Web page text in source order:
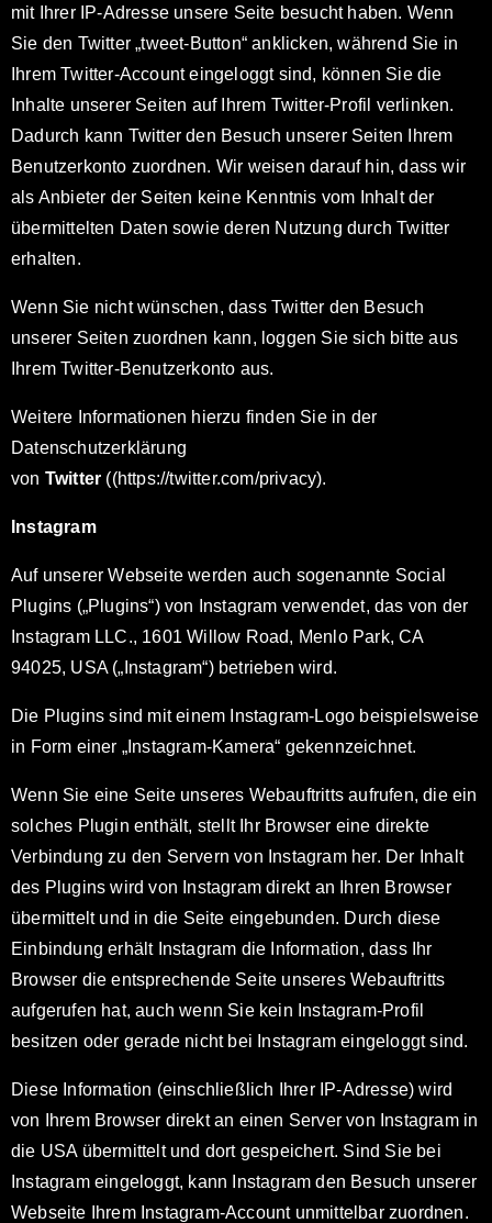
mit Ihrer IP-Adresse unsere Seite besucht haben. Wenn
Sie den Twitter „tweet-Button“ anklicken, während Sie in
Ihrem Twitter-Account eingeloggt sind, können Sie die
Inhalte unserer Seiten auf Ihrem Twitter-Profil verlinken.
Dadurch kann Twitter den Besuch unserer Seiten Ihrem
Benutzerkonto zuordnen. Wir weisen darauf hin, dass wir
als Anbieter der Seiten keine Kenntnis vom Inhalt der
übermittelten Daten sowie deren Nutzung durch Twitter
erhalten.
Wenn Sie nicht wünschen, dass Twitter den Besuch
unserer Seiten zuordnen kann, loggen Sie sich bitte aus
Ihrem Twitter-Benutzerkonto aus.
Weitere Informationen hierzu finden Sie in der
Datenschutzerklärung
von Twitter ((https://twitter.com/privacy).
Instagram
Auf unserer Webseite werden auch sogenannte Social
Plugins („Plugins“) von Instagram verwendet, das von der
Instagram LLC., 1601 Willow Road, Menlo Park, CA
94025, USA („Instagram“) betrieben wird.
Die Plugins sind mit einem Instagram-Logo beispielsweise
in Form einer „Instagram-Kamera“ gekennzeichnet.
Wenn Sie eine Seite unseres Webauftritts aufrufen, die ein
solches Plugin enthält, stellt Ihr Browser eine direkte
Verbindung zu den Servern von Instagram her. Der Inhalt
des Plugins wird von Instagram direkt an Ihren Browser
übermittelt und in die Seite eingebunden. Durch diese
Einbindung erhält Instagram die Information, dass Ihr
Browser die entsprechende Seite unseres Webauftritts
aufgerufen hat, auch wenn Sie kein Instagram-Profil
besitzen oder gerade nicht bei Instagram eingeloggt sind.
Diese Information (einschließlich Ihrer IP-Adresse) wird
von Ihrem Browser direkt an einen Server von Instagram in
die USA übermittelt und dort gespeichert. Sind Sie bei
Instagram eingeloggt, kann Instagram den Besuch unserer
Webseite Ihrem Instagram-Account unmittelbar zuordnen.